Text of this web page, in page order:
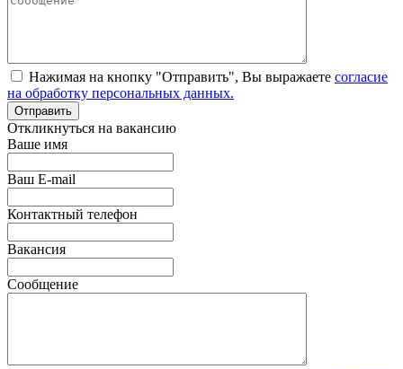
Нажимая на кнопку "Отправить", Вы выражаете согласие
на обработку персональных данных.
Откликнуться на вакансию
Ваше имя
Ваш E-mail
Контактный телефон
Вакансия
Сообщение